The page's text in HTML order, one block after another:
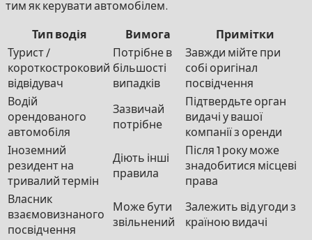
тим як керувати автомобілем.
Тип водія Вимога
Примітки
Турист /
короткостроковий
відвідувач
Потрібне в
більшості
випадків
Завжди мійте при
собі оригінал
посвідчення
Водій
орендованого
автомобіля
Зазвичай
потрібне
Підтвердьте орган
видачі у вашої
компанії з оренди
Іноземний
резидент на
тривалий термін
Діють інші
правила
Після 1 року може
знадобитися місцеві
права
Власник
взаємовизнаного
посвідчення
Може бути
звільнений
Залежить від угоди з
країною видачі